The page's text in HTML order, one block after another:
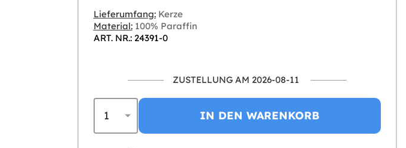
Lieferumfang:Kerze
Material:100% Paraffin
ART. NR.: 24391-0
ZUSTELLUNG AM 2026-08-11
IN DEN WARENKORB